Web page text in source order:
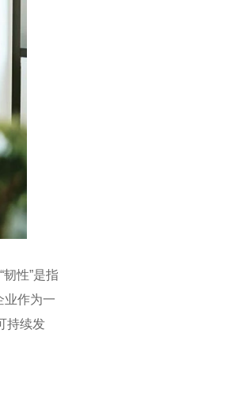
性”是指
业作为一
持续发